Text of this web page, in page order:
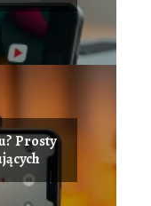
Prosty